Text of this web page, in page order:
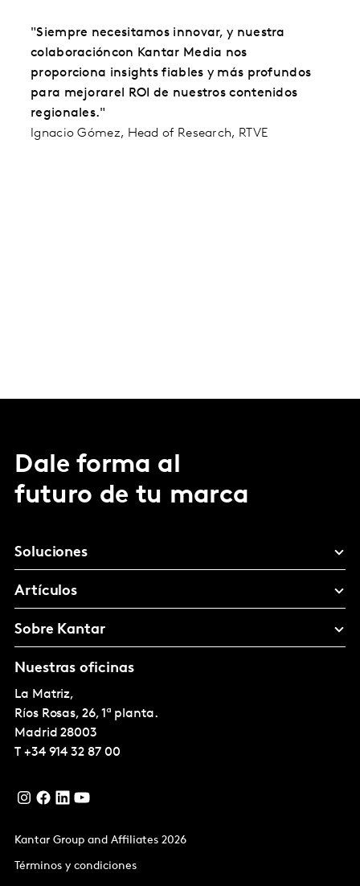
"Siempre necesitamos innovar, y nuestra
colaboracióncon Kantar Media nos
proporciona insights fiables y más profundos
para mejorarel ROI de nuestros contenidos
regionales."
Ignacio Gómez, Head of Research, RTVE
Dale forma al
futuro de tu marca
Soluciones
Artículos
Sobre Kantar
Nuestras oficinas
La Matriz,
Ríos Rosas, 26, 1ª planta.
Madrid 28003
T +34 914 32 87 00
Kantar Group and Affiliates 2026
Términos y condiciones